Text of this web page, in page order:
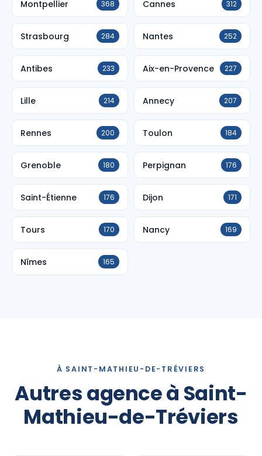
Montpellier 368 Cannes 312
Strasbourg 284 Nantes 252
Antibes 233 Aix-en-Provence 227
Lille 214 Annecy 207
Rennes 200 Toulon 184
Grenoble 180 Perpignan 176
Saint-Étienne 176 Dijon 171
Tours 170 Nancy 169
Nîmes 165
À SAINT-MATHIEU-DE-TRÉVIERS
Autres agence à Saint-
Mathieu-de-Tréviers